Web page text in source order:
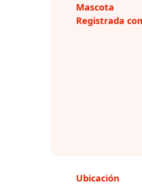
Mascota
Registrada
Ubicación